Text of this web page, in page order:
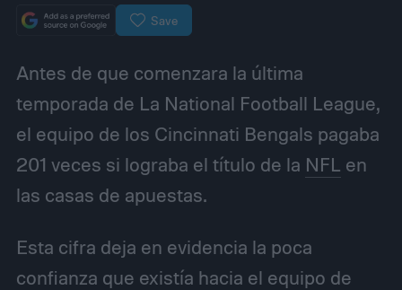
Save
Antes de que comenzara la última
temporada de La National Football League,
el equipo de los Cincinnati Bengals pagaba
201 veces si lograba el título de la NFL en
las casas de apuestas.
Esta cifra deja en evidencia la poca
confianza que existía hacia el equipo de